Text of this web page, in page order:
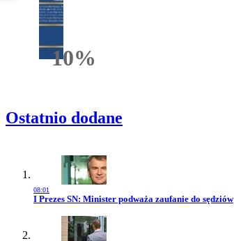
10%Rabatu
Ostatnio dodane
08:01
Przejdź do artykułu:
I Prezes SN: Minister podważa zaufanie do sędziów